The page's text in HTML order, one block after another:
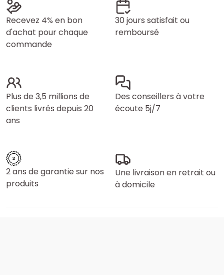
Recevez 4% en bon
d'achat pour chaque
commande
30 jours satisfait ou
remboursé
Plus de 3,5 millions de
clients livrés depuis 20
ans
Des conseillers à votre
écoute 5j/7
2 ans de garantie sur nos
produits
Une livraison en retrait ou
à domicile